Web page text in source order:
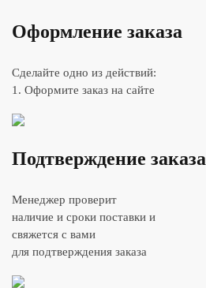
Оформление заказа
Сделайте одно из действий:
1. Оформите заказ на сайте
Подтверждение заказа
Менеджер проверит
наличие и сроки поставки и
свяжется с вами
для подтверждения заказа